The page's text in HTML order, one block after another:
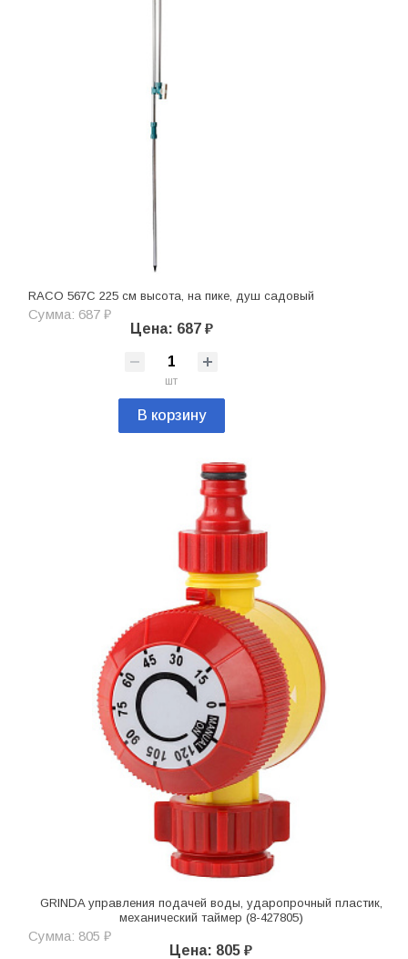
RACO 567C 225 см высота, на пике, душ садовый
Сумма: 687 ₽
Цена: 687 ₽
шт
В корзину
GRINDA управления подачей воды, ударопрочный пластик,
механический таймер (8-427805)
Сумма: 805 ₽
Цена: 805 ₽